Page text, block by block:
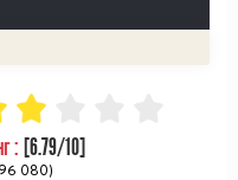
: [6.79/10]
080)